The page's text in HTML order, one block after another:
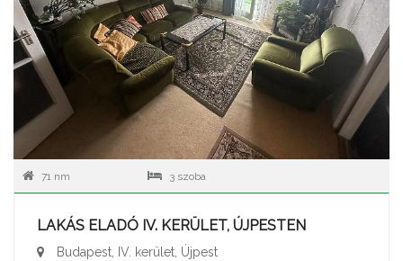
71 nm 3 szoba
LAKÁS ELADÓ IV. KERÜLET, ÚJPESTEN
Budapest, IV. kerület, Újpest